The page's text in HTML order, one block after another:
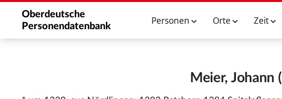
Oberdeutsche
Personendatenbank
Personen Orte Zeit
Meier, Johann